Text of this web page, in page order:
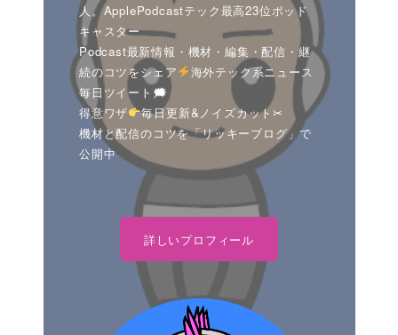
人。ApplePodcastテック最高23位ポッド
キャスター
Podcast最新情報・機材・編集・配信・継
続のコツをシェア
海外テック系ニュース
毎日ツイート🗯
得意ワザ
毎日更新&ノイズカット✂
機材と配信のコツを「リッキーブログ」で
公開中
詳しいプロフィール